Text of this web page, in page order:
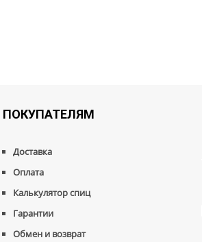
ПОКУПАТЕЛЯМ
Доставка
Оплата
Калькулятор спиц
Гарантии
Обмен и возврат